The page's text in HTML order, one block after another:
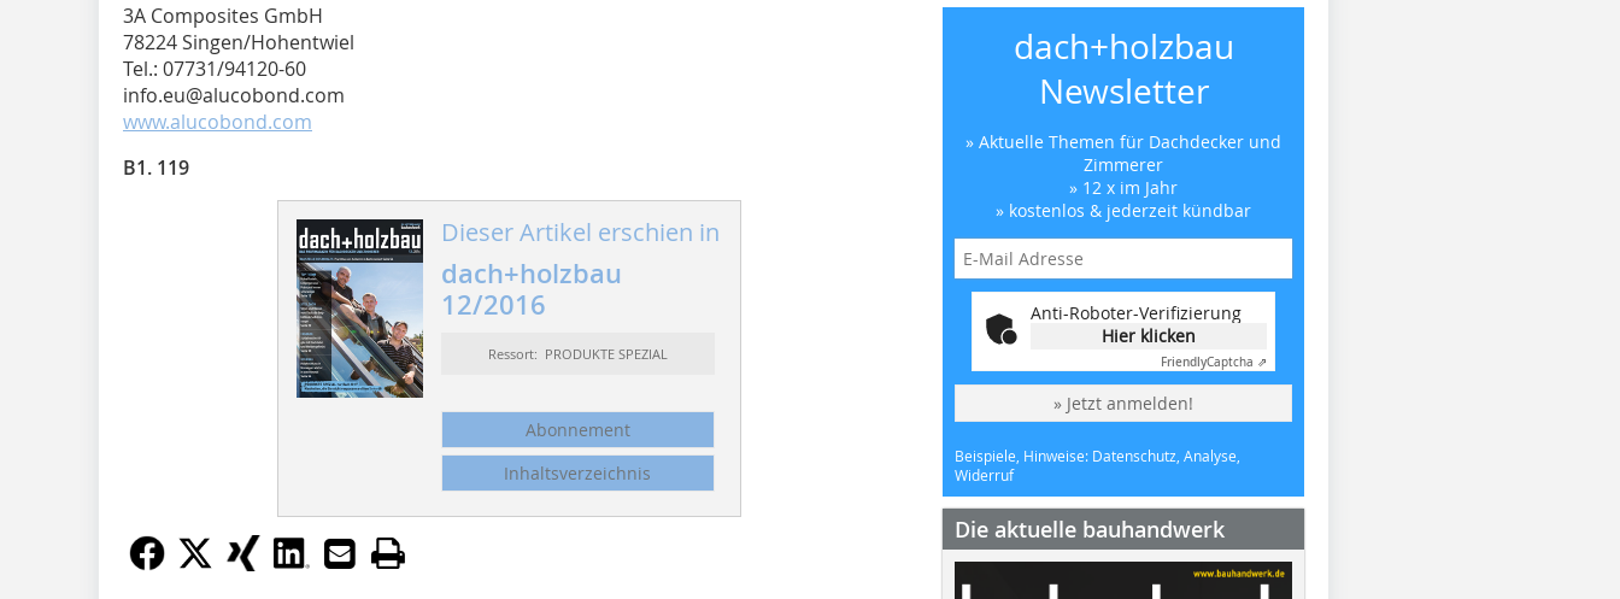
3A Composites GmbH
78224 Singen/Hohentwiel
Tel.: 07731/94120-60
info.eu@alucobond.com
www.alucobond.com
B1. 119
Dieser Artikel erschien in
dach+holzbau
12/2016
Ressort: PRODUKTE SPEZIAL
Abonnement
Inhaltsverzeichnis
dach+holzbau
Newsletter
» Aktuelle Themen für Dachdecker und
Zimmerer
» 12 x im Jahr
» kostenlos & jederzeit kündbar
Anti-Roboter-Verifizierung
Hier klicken
FriendlyCaptcha ⇗
» Jetzt anmelden!
Beispiele, Hinweise: Datenschutz, Analyse,
Widerruf
Die aktuelle bauhandwerk